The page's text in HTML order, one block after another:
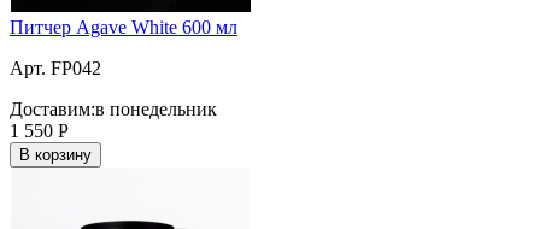
Питчер Agave White 600 мл
Арт. FP042
Доставим:в понедельник
1 550 Р
В корзину